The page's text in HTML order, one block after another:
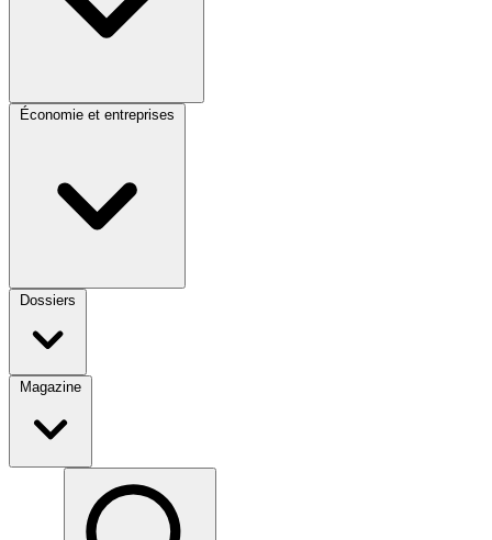
Économie et entreprises
Dossiers
Magazine